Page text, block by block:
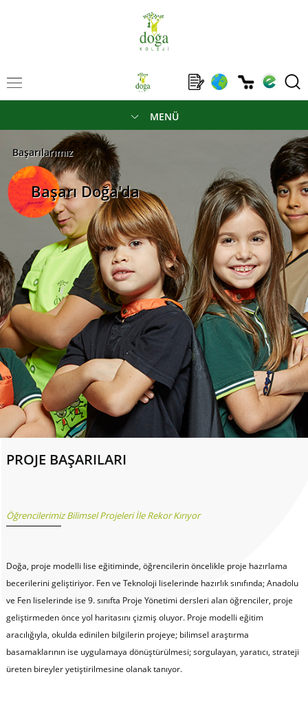
MENÜ
Başarılarımız
Başarı Doğa'da
PROJE BAŞARILARI
Öğrencilerimiz Bilimsel Projeleri İle Rekor Kırıyor
Doğa, proje modelli lise eğitiminde, öğrencilerin öncelikle proje hazırlama
becerilerini geliştiriyor. Fen ve Teknoloji liselerinde hazırlık sınıfında; Anadolu
ve Fen liselerinde ise 9. sınıfta Proje Yönetimi dersleri alan öğrenciler, proje
geliştirmeden önce yol haritasını çizmiş oluyor. Proje modelli eğitim
aracılığıyla, okulda edinilen bilgilerin projeye; bilimsel araştırma
basamaklarının ise uygulamaya dönüştürülmesi; sorgulayan, yaratıcı, strateji
üreten bireyler yetiştirilmesine olanak tanıyor.